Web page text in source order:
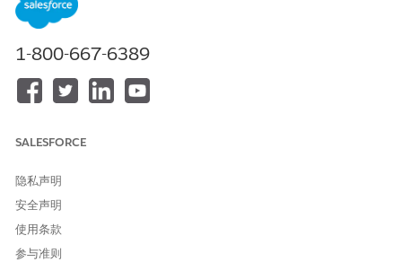
控制概览
元数据来定义 OpenID Connect ID 令牌的加密生命周期和数据结
构。
应用程序会话的弱 ID 令牌持续时间和不当管理的属性导致身份盗窃
使用仍然有效。
攻击者拦截长期 ID 令牌并提取永久用户元数据，或者使用活动会话
1-800-667-6389
SALESFORCE
隐私声明
安全声明
使用条款
参与准则